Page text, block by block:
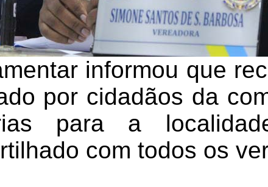
informou que
por cidadãos da
para a
com todos os